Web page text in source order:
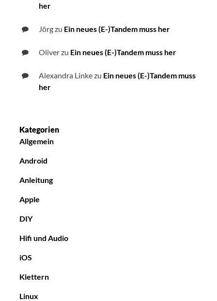
her
Jörgzu Ein neues (E-)Tandem muss her
Oliverzu Ein neues (E-)Tandem muss her
Alexandra Linkezu Ein neues (E-)Tandem muss
her
Kategorien
Allgemein
Android
Anleitung
Apple
DIY
Hifi und Audio
iOS
Klettern
Linux